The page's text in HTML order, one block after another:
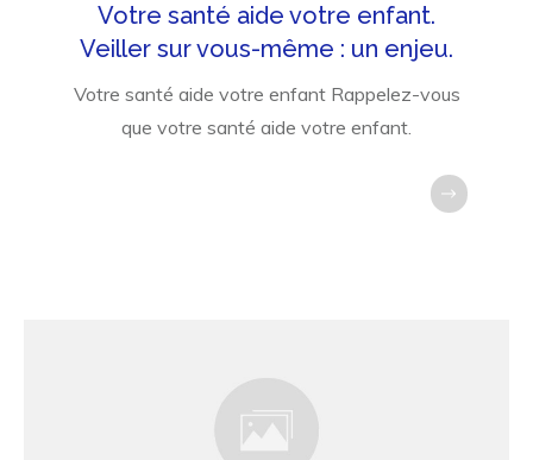
Votre santé aide votre enfant.
Veiller sur vous-même : un enjeu.
Votre santé aide votre enfant Rappelez-vous
que votre santé aide votre enfant.